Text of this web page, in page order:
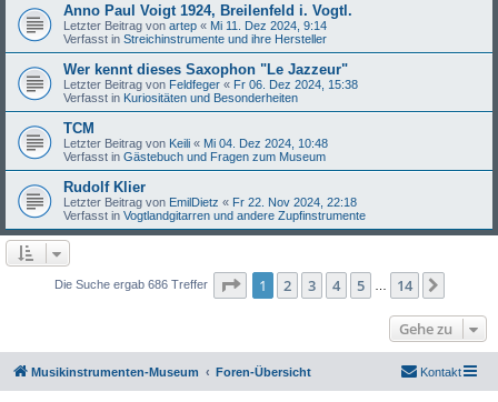
Anno Paul Voigt 1924, Breilenfeld i. Vogtl.
Letzter Beitrag von artep « Mi 11. Dez 2024, 9:14
Verfasst in Streichinstrumente und ihre Hersteller
Wer kennt dieses Saxophon "Le Jazzeur"
Letzter Beitrag von Feldfeger « Fr 06. Dez 2024, 15:38
Verfasst in Kuriositäten und Besonderheiten
TCM
Letzter Beitrag von Keili « Mi 04. Dez 2024, 10:48
Verfasst in Gästebuch und Fragen zum Museum
Rudolf Klier
Letzter Beitrag von EmilDietz « Fr 22. Nov 2024, 22:18
Verfasst in Vogtlandgitarren und andere Zupfinstrumente
Die Suche ergab 686 Treffer Seite 1von 14
1 2 3 4 5 14
Gehe zu
Musikinstrumenten-Museum Foren-Übersicht Kontakt